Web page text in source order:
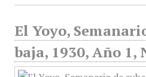
El Yoyo,
baja, 1930, Año 1,